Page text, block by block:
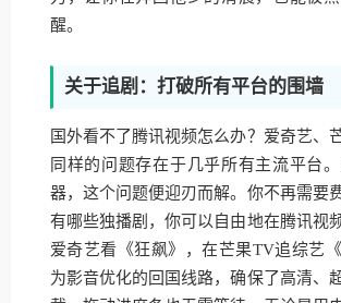
醒。
关于追剧：打破所有平台的围墙
国外看不了腾讯视频怎么办？爱奇艺、
同样的问题存在于几乎所有主流平台
器，这个问题便迎刃而解。你不再需要
有哪些独播剧，你可以自由地在腾讯视
爱奇艺看《狂飙》，在芒果TV追综艺
为影音优化的回国线路，确保了高清、